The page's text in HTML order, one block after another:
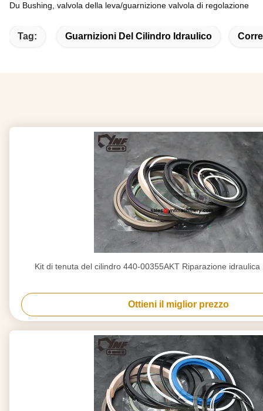
Du Bushing, valvola della leva/guarnizione valvola di regolazione
Tag: Guarnizioni Del Cilindro Idraulico
Kit di tenuta del cilindro 440-00355AKT Riparazione
Ottieni il miglior prezzo